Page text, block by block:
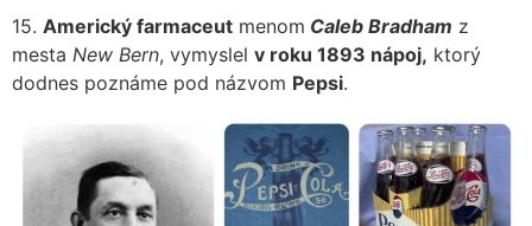
15. Americký farmaceut menom Caleb Bradham z
mesta New Bern, vymyslel v roku 1893 nápoj, ktorý
dodnes poznáme pod názvom Pepsi.